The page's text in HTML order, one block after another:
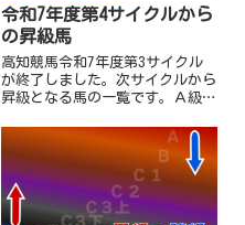
令和7年度第4サイクルから
の昇級馬
高知競馬令和7年度第3サイクル
が終了しました。次サイクルから
昇級となる馬の一覧です。Ａ級
ドナイン（牡5・倉兼育康厩
舎） 10,120,000－
(1,600,000)→11,720,000サン
ライズグリット（...